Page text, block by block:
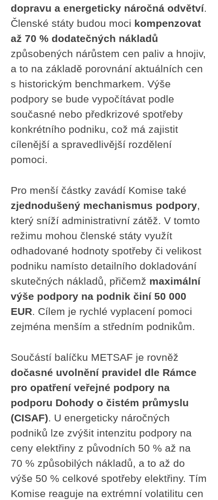
dopravu a energeticky náročná odvětví.
Členské státy budou moci kompenzovat
až 70 % dodatečných nákladů
způsobených nárůstem cen paliv a hnojiv,
a to na základě porovnání aktuálních cen
s historickým benchmarkem. Výše
podpory se bude vypočítávat podle
současné nebo předkrizové spotřeby
konkrétního podniku, což má zajistit
cílenější a spravedlivější rozdělení
pomoci.
Pro menší částky zavádí Komise také
zjednodušený mechanismus podpory,
který sníží administrativní zátěž. V tomto
režimu mohou členské státy využít
odhadované hodnoty spotřeby či velikost
podniku namísto detailního dokladování
skutečných nákladů, přičemž maximální
výše podpory na podnik činí 50 000
EUR. Cílem je rychlé vyplacení pomoci
zejména menším a středním podnikům.
Součástí balíčku METSAF je rovněž
dočasné uvolnění pravidel dle Rámce
pro opatření veřejné podpory na
podporu Dohody o čistém průmyslu
(CISAF). U energeticky náročných
podniků lze zvýšit intenzitu podpory na
ceny elektřiny z původních 50 % až na
70 % způsobilých nákladů, a to až do
výše 50 % celkové spotřeby elektřiny. Tím
Komise reaguje na extrémní volatilitu cen